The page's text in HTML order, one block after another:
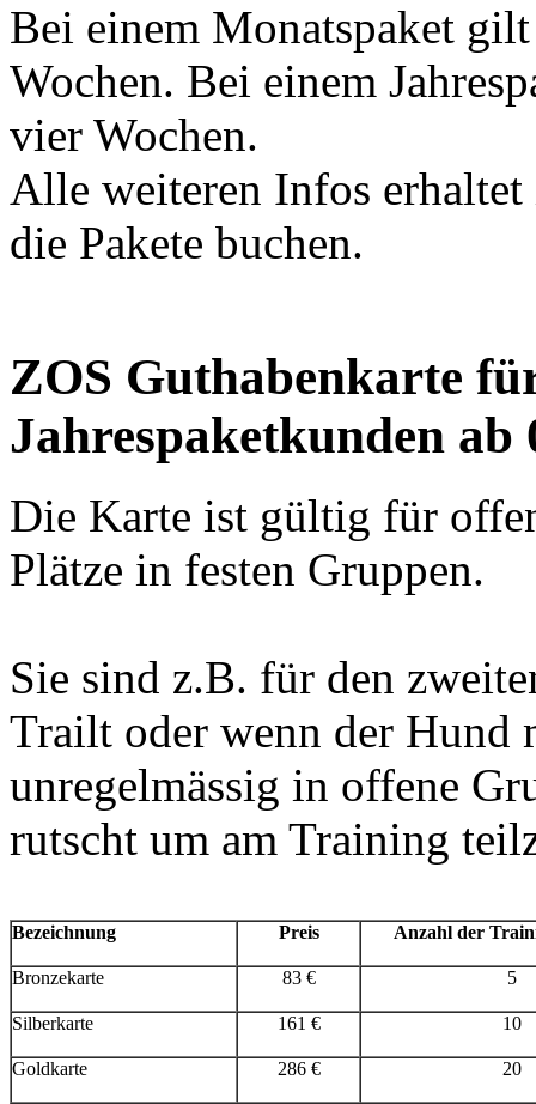
Bei einem Monatspaket
Wochen. Bei einem
vier Wochen.
Alle weiteren Infos
die Pakete buchen.
ZOS Guthabenkarte
Jahrespaketkunden ab
Die Karte ist gültig für
Plätze in festen Gruppen.
Sie sind z.B. für den
Trailt oder wenn der Hund
unregelmässig in offene
rutscht um am Training
Bezeichnung Preis Anzahl der
Bronzekarte 83 € 5
Silberkarte 161 € 10
Goldkarte 286 € 20